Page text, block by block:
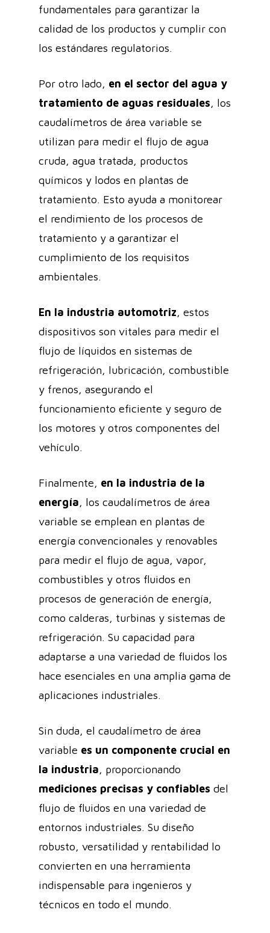
fundamentales para garantizar la
calidad de los productos y cumplir con
los estándares regulatorios.
Por otro lado, en el sector del agua y
tratamiento de aguas residuales, los
caudalímetros de área variable se
utilizan para medir el flujo de agua
cruda, agua tratada, productos
químicos y lodos en plantas de
tratamiento. Esto ayuda a monitorear
el rendimiento de los procesos de
tratamiento y a garantizar el
cumplimiento de los requisitos
ambientales.
En la industria automotriz, estos
dispositivos son vitales para medir el
flujo de líquidos en sistemas de
refrigeración, lubricación, combustible
y frenos, asegurando el
funcionamiento eficiente y seguro de
los motores y otros componentes del
vehículo.
Finalmente, en la industria de la
energía, los caudalímetros de área
variable se emplean en plantas de
energía convencionales y renovables
para medir el flujo de agua, vapor,
combustibles y otros fluidos en
procesos de generación de energía,
como calderas, turbinas y sistemas de
refrigeración. Su capacidad para
adaptarse a una variedad de fluidos los
hace esenciales en una amplia gama de
aplicaciones industriales.
Sin duda, el caudalímetro de área
variable es un componente crucial en
la industria, proporcionando
mediciones precisas y confiables del
flujo de fluidos en una variedad de
entornos industriales. Su diseño
robusto, versatilidad y rentabilidad lo
convierten en una herramienta
indispensable para ingenieros y
técnicos en todo el mundo.